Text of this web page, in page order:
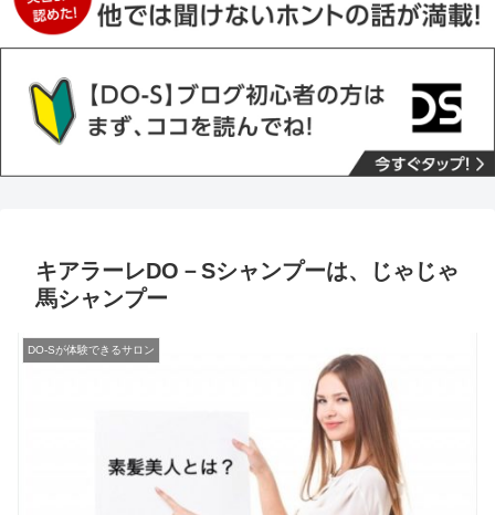
キアラーレDO－Sシャンプーは、じゃじゃ
馬シャンプー
DO-Sが体験できるサロン